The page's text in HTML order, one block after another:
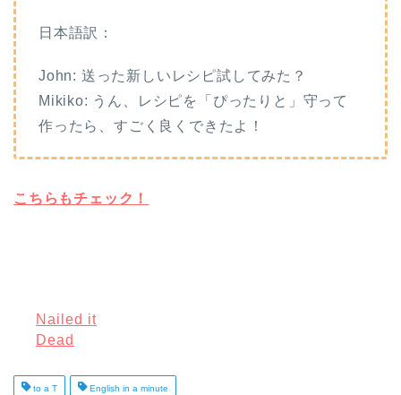
日本語訳：
John: 送った新しいレシピ試してみた？
Mikiko: うん、レシピを「ぴったりと」守って
作ったら、すごく良くできたよ！
こちらもチェック！
Nailed it
Dead
to a T English in a minute